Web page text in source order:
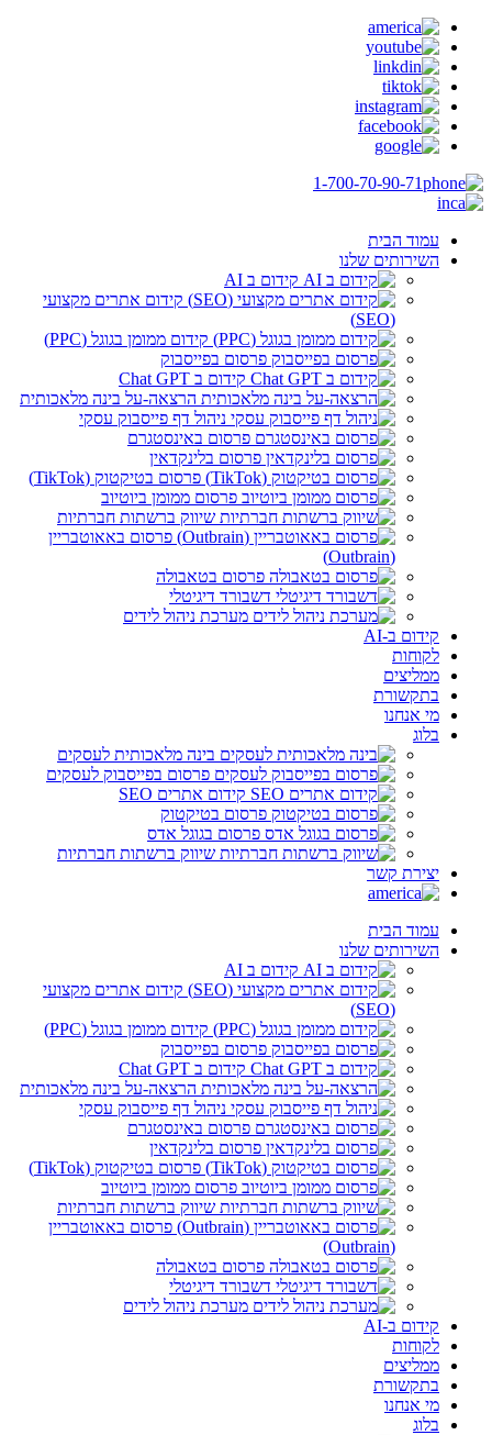
1-700-70-90-71
עמוד הבית
השירותים שלנו
קידום ב AI
קידום אתרים מקצועי
(SEO)
קידום ממומן בגוגל (PPC)
פרסום בפייסבוק
קידום ב Chat GPT
הרצאה-על בינה מלאכותית
ניהול דף פייסבוק עסקי
פרסום באינסטגרם
פרסום בלינקדאין
פרסום בטיקטוק (TikTok)
פרסום ממומן ביוטיוב
שיווק ברשתות חברתיות
פרסום באאוטבריין
(Outbrain)
פרסום בטאבולה
דשבורד דיגיטלי
מערכת ניהול לידים
קידום ב-AI
לקוחות
ממליצים
בתקשורת
מי אנחנו
בלוג
בינה מלאכותית לעסקים
פרסום בפייסבוק לעסקים
קידום אתרים SEO
פרסום בטיקטוק
פרסום בגוגל אדס
שיווק ברשתות חברתיות
יצירת קשר
עמוד הבית
השירותים שלנו
קידום ב AI
קידום אתרים מקצועי
(SEO)
קידום ממומן בגוגל (PPC)
פרסום בפייסבוק
קידום ב Chat GPT
הרצאה-על בינה מלאכותית
ניהול דף פייסבוק עסקי
פרסום באינסטגרם
פרסום בלינקדאין
פרסום בטיקטוק (TikTok)
פרסום ממומן ביוטיוב
שיווק ברשתות חברתיות
פרסום באאוטבריין
(Outbrain)
פרסום בטאבולה
דשבורד דיגיטלי
מערכת ניהול לידים
קידום ב-AI
לקוחות
ממליצים
בתקשורת
מי אנחנו
בלוג